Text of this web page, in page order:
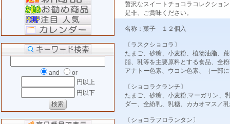
and
or
円以上
円以下
贅沢なスイートチョコラコレクショ
是非、ご賞味ください。
名称：菓子 １２個入
〔ラスクショコラ〕
たまご、砂糖、小麦粉、植物油脂、
脂、乳等を主要原料とする食品、全
アナトー色素、ウコン色素、（一部
〔ショコラクランチ〕
たまご、砂糖、小麦粉,マーガリン、
ダー、全紛乳、乳糖、カカオマス／
〔ショコラフロランタン〕